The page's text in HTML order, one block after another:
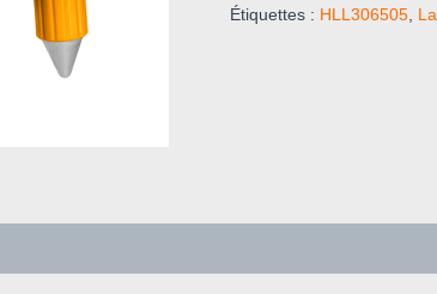
Étiquettes : HLL306505,